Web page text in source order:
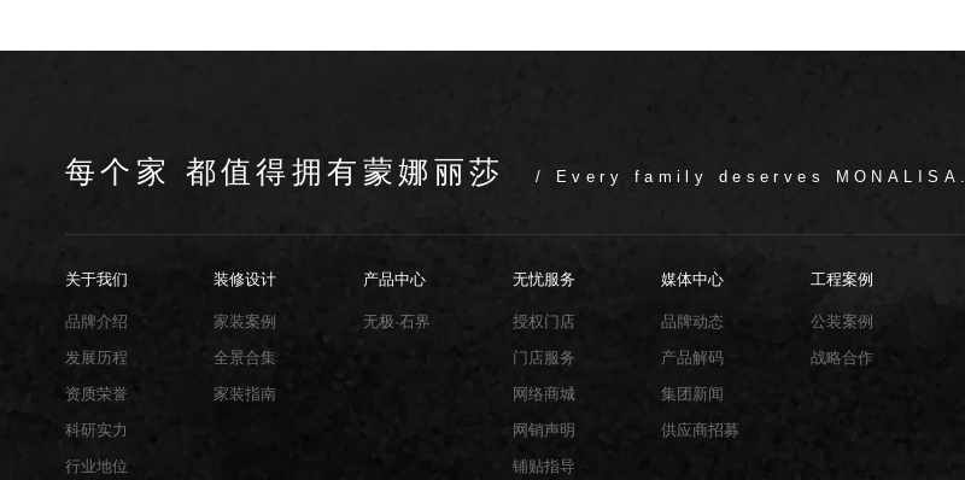
每个家 都值得拥有蒙娜丽莎 / Every family deserves MONALISA.
关于我们
品牌介绍
发展历程
资质荣誉
科研实力
行业地位
装修设计
家装案例
全景合集
家装指南
产品中心
无极·石界
无忧服务
授权门店
门店服务
网络商城
网销声明
铺贴指导
媒体中心
品牌动态
产品解码
集团新闻
供应商招募
工程案例
公装案例
战略合作